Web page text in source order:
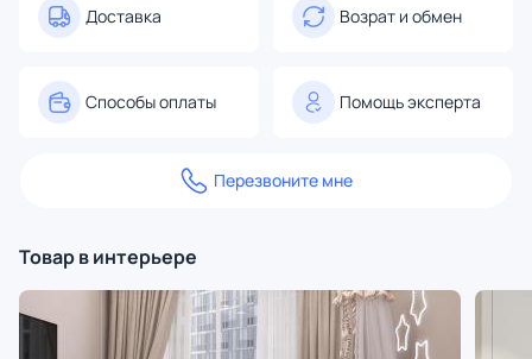
Доставка Возрат и обмен
Способы оплаты Помощь эксперта
Перезвоните мне
Товар в интерьере